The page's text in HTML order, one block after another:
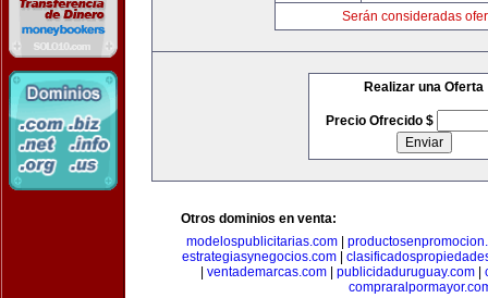
Serán consideradas
Realizar una Oferta
Precio Ofrecido $
Otros dominios en venta:
modelospublicitarias.com
estrategiasynegocios.com|
ventademarcas.com publicidaduruguay.com